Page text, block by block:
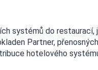
systémů do restaurací,
Partner, přenosných
hotelového